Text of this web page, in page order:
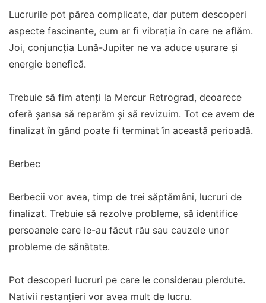
Lucrurile pot părea complicate, dar putem descoperi
aspecte fascinante, cum ar fi vibrația în care ne aflăm.
Joi, conjuncția Lună-Jupiter ne va aduce ușurare și
energie benefică.
Trebuie să fim atenți la Mercur Retrograd, deoarece
oferă șansa să reparăm și să revizuim. Tot ce avem de
finalizat în gând poate fi terminat în această perioadă.
Berbec
Berbecii vor avea, timp de trei săptămâni, lucruri de
finalizat. Trebuie să rezolve probleme, să identifice
persoanele care le-au făcut rău sau cauzele unor
probleme de sănătate.
Pot descoperi lucruri pe care le considerau pierdute.
Nativii restanțieri vor avea mult de lucru.